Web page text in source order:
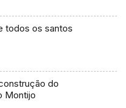
todos os santos
do
Montijo